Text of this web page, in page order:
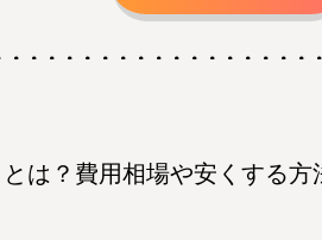
は？費用相場や安くする方